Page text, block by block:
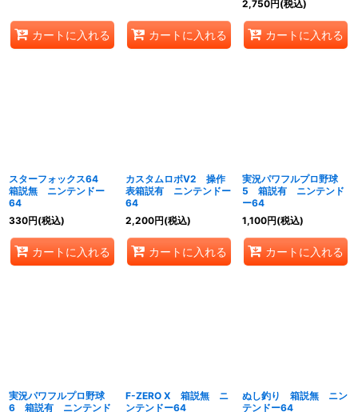
カートに入れる カートに入れる
2,750円(税込)
カートに入れる
スターフォックス64
箱説無 ニンテンドー
64
330円(税込)
カートに入れる
カスタムロボV2 操作
表箱説有 ニンテンドー
64
2,200円(税込)
カートに入れる
実況パワフルプロ野球
5 箱説有 ニンテンド
ー64
1,100円(税込)
カートに入れる
実況パワフルプロ野球
6 箱説有 ニンテンド
F-ZERO X 箱説無 ニ
ンテンドー64
ぬし釣り 箱説無 ニン
テンドー64